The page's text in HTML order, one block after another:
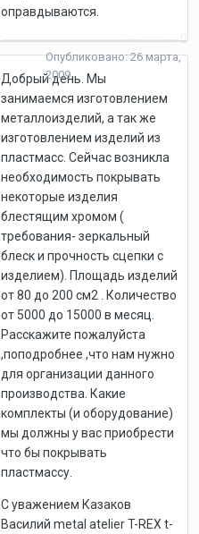
оправдываются.
Жалоба
Опубликовано:26 марта,
2009
Добрый день. Мы
занимаемся изготовлением
металлоизделий, а так же
изготовлением изделий из
пластмасс. Сейчас возникла
необходимость покрывать
некоторые изделия
блестящим хромом (
требования- зеркальный
блеск и прочность сцепки с
изделием). Площадь изделий
от 80 до 200 см2 . Количество
от 5000 до 15000 в месяц.
Расскажите пожалуйста
,поподробнее ,что нам нужно
для организации данного
производства. Какие
комплекты (и оборудование)
мы должны у вас приобрести
что бы покрывать
пластмассу.
С уважением Казаков
Василий metal atelier T-REX t-